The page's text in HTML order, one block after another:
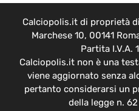
Calciopolis.it di proprietà
Marchese 10, 00141
Partita I.V.A.
Calciopolis.it non è una
viene aggiornato senza
pertanto considerarsi un
della legge n.